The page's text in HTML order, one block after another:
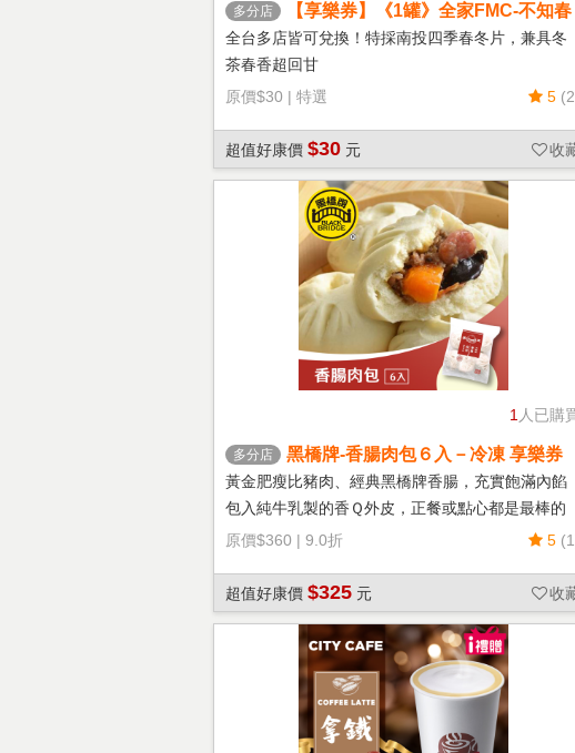
多分店
【享樂券】《1罐》全家FMC-不知春
茶
全台多店皆可兌換！特採南投四季春冬片，兼具冬
茶春香超回甘
原價$30 | 特選 5
超值好康價 $30 元 收
1 人已購
多分店 黑橋牌-香腸肉包６入－冷凍 享樂券
黃金肥瘦比豬肉、經典黑橋牌香腸，充實飽滿內餡
包入純牛乳製的香Ｑ外皮，正餐或點心都是最棒的
選擇！
原價$360 | 9.0折 5
超值好康價 $325 元 收